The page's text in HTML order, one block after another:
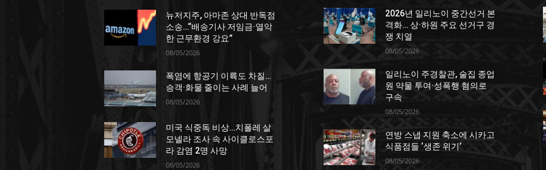
뉴저지주, 아마존 상대 반독점
소송…“배송기사 저임금·열악
한 근무환경 강요”
08/05/2026
폭염에 항공기 이륙도 차질…
승객·화물 줄이는 사례 늘어
08/05/2026
미국 식중독 비상…치폴레 살
모넬라 조사 속 사이클로스포
라 감염 2명 사망
08/05/2026
2026년 일리노이 중간선거 본
격화… 상·하원 주요 선거구 경
쟁 치열
08/05/2026
일리노이 주경찰관, 술집 종업
원 약물 투여·성폭행 혐의로
구속
08/05/2026
연방 스냅 지원 축소에 시카고
식품점들 ‘생존 위기’
08/05/2026